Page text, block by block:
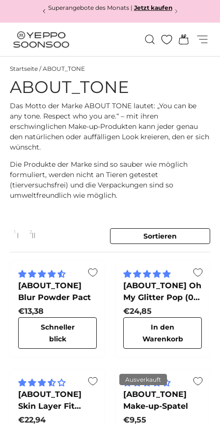
Superangebote des Monats | Jetzt kaufen
Yeppo&Soonsoo
Suchen
Startseite /ABOUT_TONE
ABOUT_TONE
Das Motto der Marke ABOUT TONE lautet: „You can be
any tone. Respect who you are.“ – mit ihren
erschwinglichen Make-up-Produkten kann jeder genau
den natürlichen oder auffälligen Look kreieren, den er sich
wünscht.
Die Produkte der Marke sind so sauber wie möglich
formuliert, werden nicht an Tieren getestet
(tierversuchsfrei) und die Verpackungen sind so
umweltfreundlich wie möglich.
Layout ändern
1 Spalte
1
2 Spalten
2 Sortieren
[ABOUT_TONE]
Blur Powder Pact
Normaler Preis
€13,38
Schneller
blick
[ABOUT_TONE] Oh
My Glitter Pop (02
My:Fairy)
Normaler Preis
€24,85
In den
Warenkorb
[ABOUT_TONE]
Skin Layer Fit
Foundation
Normaler Preis
€22,94
Ausverkauft
[ABOUT_TONE]
Make-up-Spatel
Normaler Preis
€9,55